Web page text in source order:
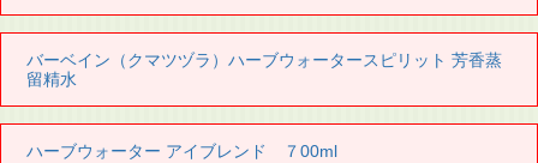
バーベイン（クマツヅラ）ハーブウォータースピリット 芳香蒸
留精水
ハーブウォーター アイブレンド ７00ml